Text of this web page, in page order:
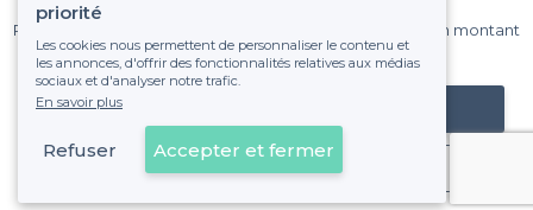
Pas de commissions et sans engagement, vous payez un montant
fixe sans risque de voir déraper la facture.
Référencer mon établissement
Déjà client
priorité
Les cookies nous permettent de personnaliser le contenu et
les annonces, d'offrir des fonctionnalités relatives aux médias
sociaux et d'analyser notre trafic.
En savoir plus
Refuser Accepter et fermer